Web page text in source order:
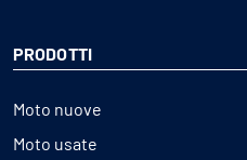
PRODOTTI
Moto nuove
Moto usate